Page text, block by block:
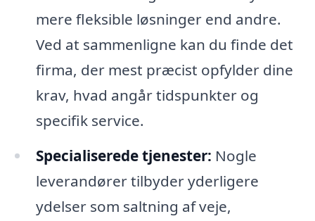
mere fleksible løsninger end andre.
Ved at sammenligne kan du finde det
firma, der mest præcist opfylder dine
krav, hvad angår tidspunkter og
specifik service.
Specialiserede tjenester: Nogle
leverandører tilbyder yderligere
ydelser som saltning af veje,